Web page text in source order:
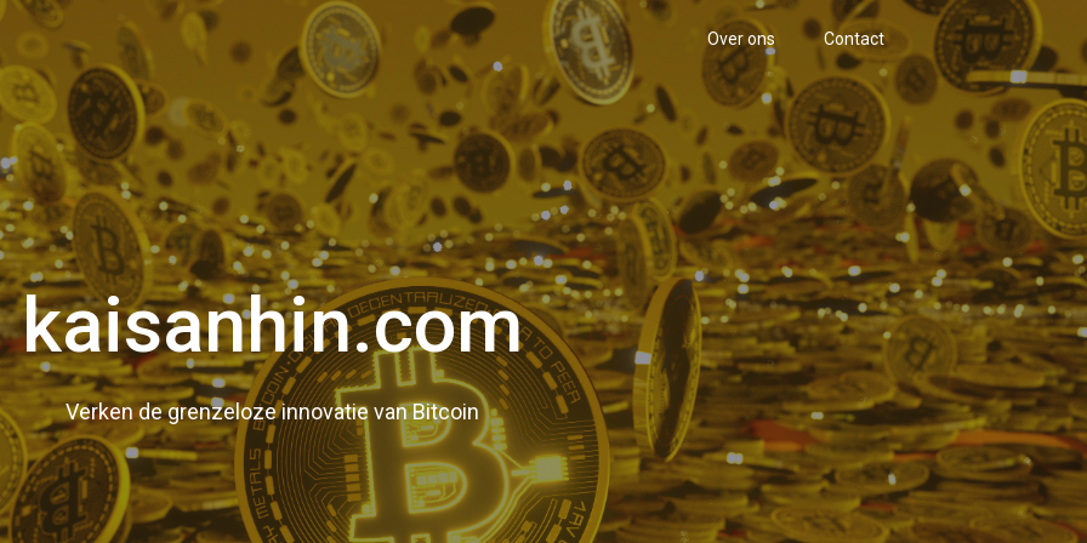
Over ons Contact
kaisanhin.com
Verken de grenzeloze innovatie van Bitcoin